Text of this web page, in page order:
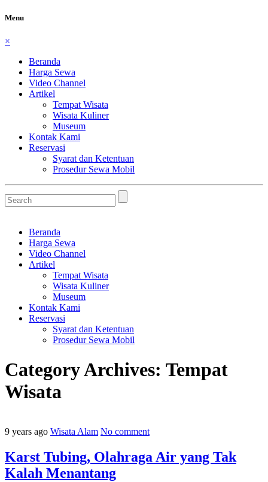
Menu
×
Beranda
Harga Sewa
Video Channel
Artikel
Tempat Wisata
Wisata Kuliner
Museum
Kontak Kami
Reservasi
Syarat dan Ketentuan
Prosedur Sewa Mobil
Beranda
Harga Sewa
Video Channel
Artikel
Tempat Wisata
Wisata Kuliner
Museum
Kontak Kami
Reservasi
Syarat dan Ketentuan
Prosedur Sewa Mobil
Category Archives: Tempat
Wisata
9 years ago Wisata Alam No comment
Karst Tubing, Olahraga Air yang Tak
Kalah Menantang